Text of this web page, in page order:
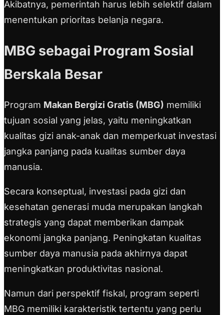
Akibatnya, pemerintah harus lebih selektif dalam
menentukan prioritas belanja negara.
MBG sebagai Program Sosial
Berskala Besar
Program Makan Bergizi Gratis (MBG) memiliki
tujuan sosial yang jelas, yaitu meningkatkan
kualitas gizi anak-anak dan memperkuat investasi
jangka panjang pada kualitas sumber daya
manusia.
Secara konseptual, investasi pada gizi dan
kesehatan generasi muda merupakan langkah
strategis yang dapat memberikan dampak
ekonomi jangka panjang. Peningkatan kualitas
sumber daya manusia pada akhirnya dapat
meningkatkan produktivitas nasional.
Namun dari perspektif fiskal, program seperti
MBG memiliki karakteristik tertentu yang perlu